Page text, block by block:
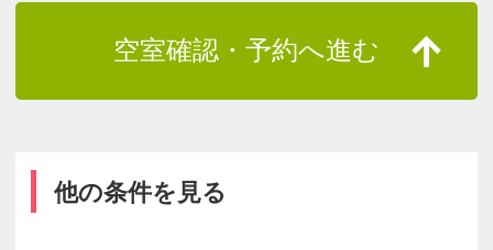
空室確認・予約へ進む
他の条件を見る